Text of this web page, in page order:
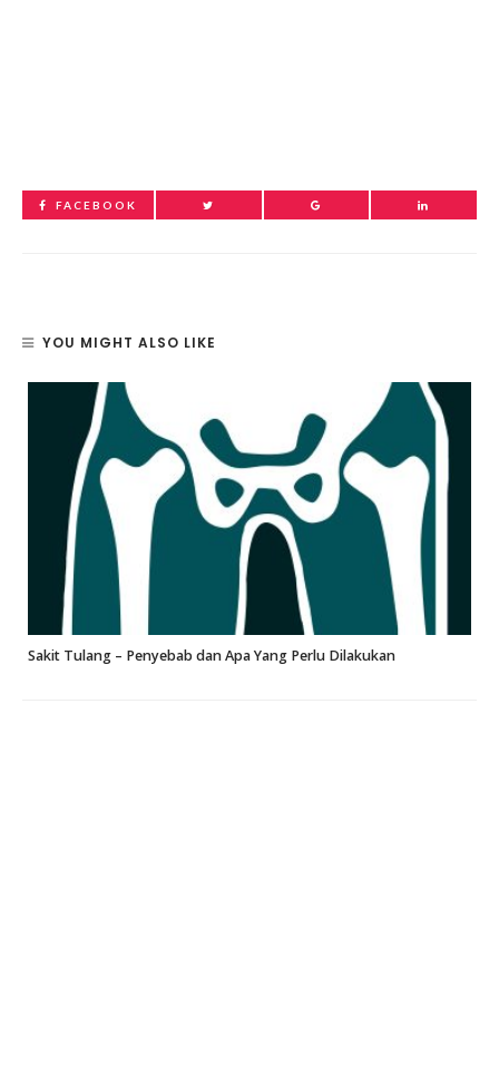
FACEBOOK
YOU MIGHT ALSO LIKE
Sakit Tulang – Penyebab dan Apa Yang Perlu Dilakukan